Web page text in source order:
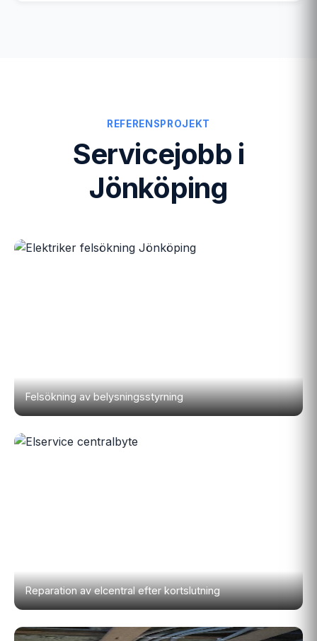
REFERENSPROJEKT
Servicejobb i
Jönköping
Felsökning av belysningsstyrning
Reparation av elcentral efter kortslutning